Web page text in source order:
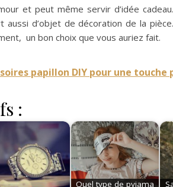
et peut même servir d’idée
aussi d’objet de décoration de la
un bon choix que vous auriez fait.
papillon DIY pour une
:
Quel type de pyjama